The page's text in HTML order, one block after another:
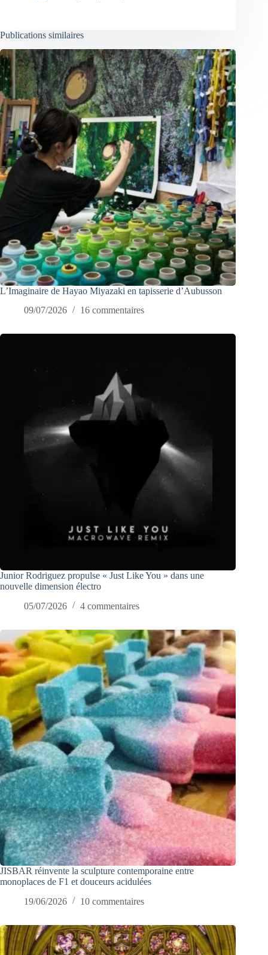
Publications similaires
L’Imaginaire de Hayao Miyazaki en tapisserie d’Aubusson
09/07/2026
16 commentaires
Junior Rodriguez propulse « Just Like You » dans une
nouvelle dimension électro
05/07/2026
4 commentaires
JISBAR réinvente la sculpture contemporaine entre
monoplaces de F1 et douceurs acidulées
19/06/2026
10 commentaires